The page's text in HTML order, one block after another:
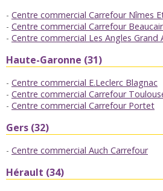
Centre commercial Carrefour Nîmes
Centre commercial Carrefour
Centre commercial Les Angles Grand
Haute-Garonne (31)
Centre commercial E.Leclerc Blagnac
Centre commercial Carrefour
Centre commercial Carrefour Portet
Gers (32)
Centre commercial Auch Carrefour
Hérault (34)